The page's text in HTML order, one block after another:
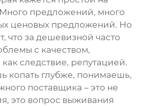
предложений, много
ценовых предложений. Но
что за дешевизной часто
с качеством,
следствие, репутацией.
копать глубже, понимаешь,
поставщика – это не
это вопрос выживания